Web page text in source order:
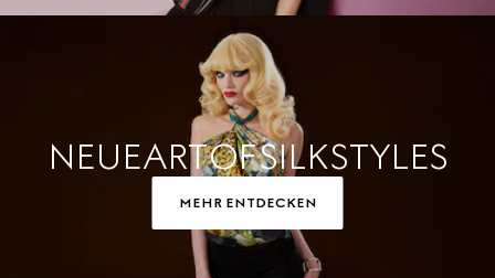
NEUE ART OF SILK STYLES
MEHR ENTDECKEN